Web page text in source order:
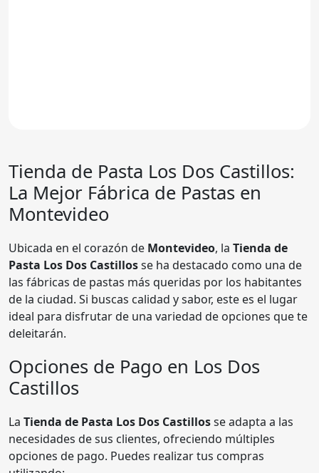
Tienda de Pasta Los Dos Castillos:
La Mejor Fábrica de Pastas en
Montevideo
Ubicada en el corazón de Montevideo, la Tienda de
Pasta Los Dos Castillosse ha destacado como una de
las fábricas de pastas más queridas por los habitantes
de la ciudad. Si buscas calidad y sabor, este es el lugar
ideal para disfrutar de una variedad de opciones que te
deleitarán.
Opciones de Pago en Los Dos
Castillos
La Tienda de Pasta Los Dos Castillosse adapta a las
necesidades de sus clientes, ofreciendo múltiples
opciones de pago. Puedes realizar tus compras